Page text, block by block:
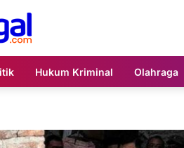
Hukum Kriminal Olahraga